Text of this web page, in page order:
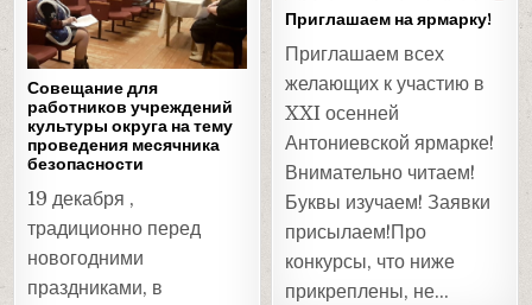
in
Совещание для
работников учреждений
культуры округа на тему
проведения месячника
безопасности
19 декабря ,
традиционно перед
новогодними
праздниками, в
in
Приглашаем на ярмарку!
Приглашаем всех
желающих к участию в
XXI осенней
Антониевской ярмарке!
Внимательно читаем!
Буквы изучаем! Заявки
присылаем!Про
конкурсы, что ниже
прикреплены, не…